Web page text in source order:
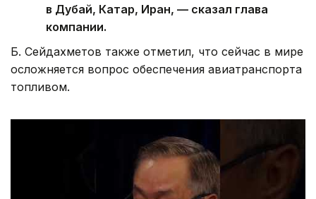
в Дубай, Катар, Иран, — сказал глава
компании.
Б. Сейдахметов также отметил, что сейчас в мире
осложняется вопрос обеспечения авиатранспорта
топливом.